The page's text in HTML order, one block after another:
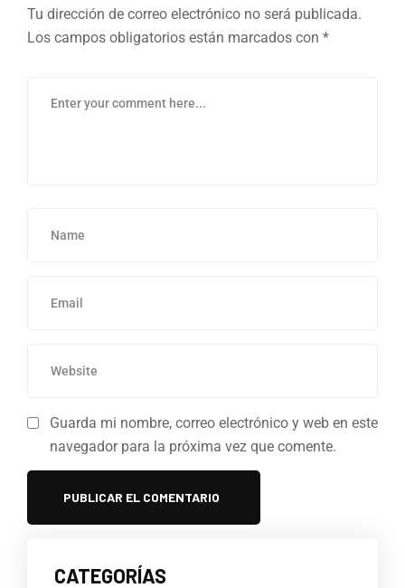
Tu dirección de correo electrónico no será publicada.
Los campos obligatorios están marcados con *
Guarda mi nombre, correo electrónico y web en este
navegador para la próxima vez que comente.
CATEGORÍAS